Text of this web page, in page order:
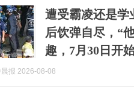
遭受霸凌还是学
后饮弹自尽，“
趣，7月30日开
报 2026-08-08